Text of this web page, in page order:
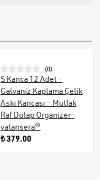
(0)
S Kanca 12 Adet –
Galvaniz Kaplama Çelik
Askı Kancası – Mutfak
Raf Dolap Organizer-
vatansera®
₺ 379.00